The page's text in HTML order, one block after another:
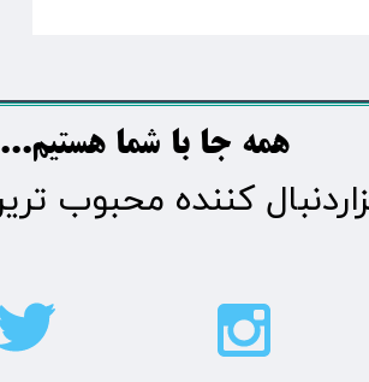
​​​همه جا با شما هستیم...​​​​​​​​​​​​​​